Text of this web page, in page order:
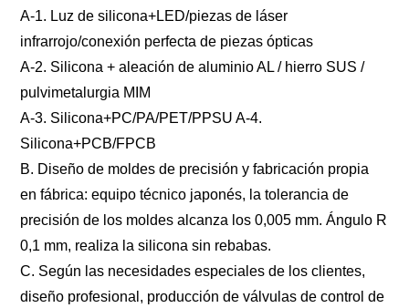
A-1. Luz de silicona+LED/piezas de láser
infrarrojo/conexión perfecta de piezas ópticas
A-2. Silicona + aleación de aluminio AL / hierro SUS /
pulvimetalurgia MIM
A-3. Silicona+PC/PA/PET/PPSU A-4.
Silicona+PCB/FPCB
B. Diseño de moldes de precisión y fabricación propia
en fábrica: equipo técnico japonés, la tolerancia de
precisión de los moldes alcanza los 0,005 mm. Ángulo R
0,1 mm, realiza la silicona sin rebabas.
C. Según las necesidades especiales de los clientes,
diseño profesional, producción de válvulas de control de